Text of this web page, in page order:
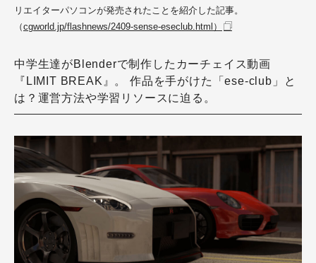
リエイターパソコンが発売されたことを紹介した記事。
（cgworld.jp/flashnews/2409-sense-eseclub.html）
中学生達がBlenderで制作したカーチェイス動画
『LIMIT BREAK』。 作品を手がけた「ese-club」と
は？運営方法や学習リソースに迫る。